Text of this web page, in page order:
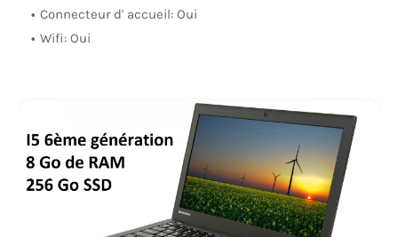
Connecteur d' accueil: Oui
Wifi: Oui